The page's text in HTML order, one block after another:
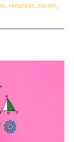
,recursos, steam,